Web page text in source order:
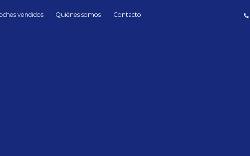
vendidos Quiénes somos Contacto